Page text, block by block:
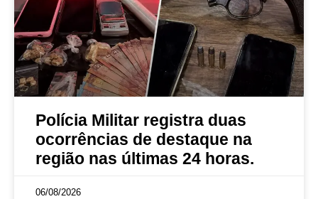
Polícia Militar registra duas
ocorrências de destaque na
região nas últimas 24 horas.
06/08/2026